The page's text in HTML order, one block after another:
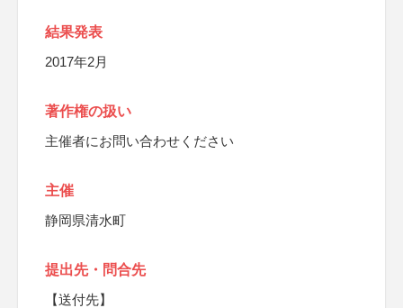
結果発表
2017年2月
著作権の扱い
主催者にお問い合わせください
主催
静岡県清水町
提出先・問合先
【送付先】